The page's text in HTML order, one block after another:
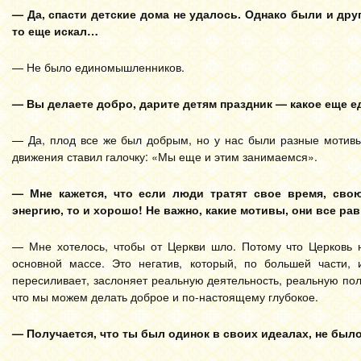
— Да, спасти детские дома не удалось. Однако были и
то еще искал…
— Не было единомышленников.
— Вы делаете добро, дарите детям праздник — какое еще
— Да, плод все же был добрым, но у нас были разные мотивы:
движения ставил галочку: «Мы еще и этим занимаемся».
— Мне кажется, что если люди тратят свое время,
энергию, то и хорошо! Не важно, какие мотивы, они все
— Мне хотелось, чтобы от Церкви шло. Потому что Церковь
основной массе. Это негатив, который, по большей части,
пересиливает, заслоняет реальную деятельность, реальную
что мы можем делать доброе и по-настоящему глубокое.
— Получается, что ты был одинок в своих идеалах, не